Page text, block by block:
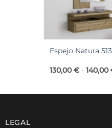
Espejo Natura
130,00€ - 140,00
LEGAL